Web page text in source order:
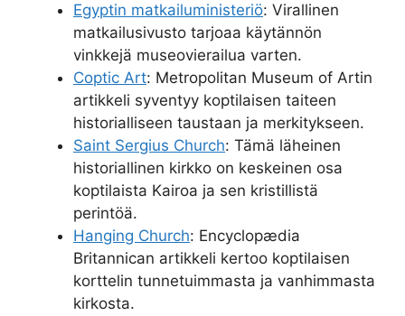
Egyptin matkailuministeriö: Virallinen
matkailusivusto tarjoaa käytännön
vinkkejä museovierailua varten.
Coptic Art: Metropolitan Museum of Artin
artikkeli syventyy koptilaisen taiteen
historialliseen taustaan ja merkitykseen.
Saint Sergius Church: Tämä läheinen
historiallinen kirkko on keskeinen osa
koptilaista Kairoa ja sen kristillistä
perintöä.
Hanging Church: Encyclopædia
Britannican artikkeli kertoo koptilaisen
korttelin tunnetuimmasta ja vanhimmasta
kirkosta.